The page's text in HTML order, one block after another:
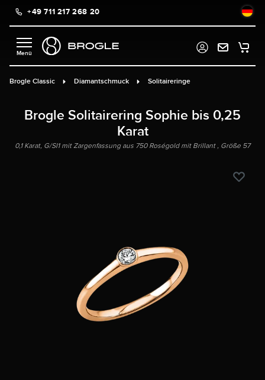
springen
+49 711 217 268 20
Brogle Classic Diamantschmuck Solitaireringe
Brogle Solitairering Sophie bis 0,25
Karat
0,1 Karat, G/SI1 mit Zargenfassung aus 750 Roségold mit Brillant , Größe 57